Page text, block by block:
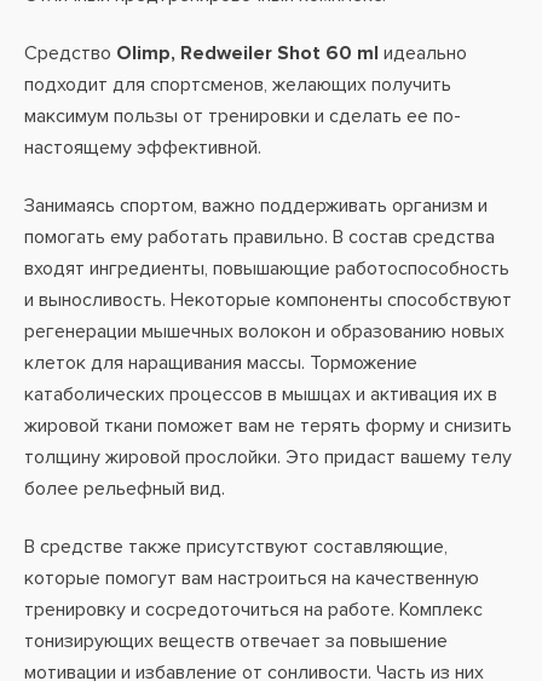
Средство Olimp, Redweiler Shot 60 ml идеально
подходит для спортсменов, желающих получить
максимум пользы от тренировки и сделать ее по-
настоящему эффективной.
Занимаясь спортом, важно поддерживать организм и
помогать ему работать правильно. В состав средства
входят ингредиенты, повышающие работоспособность
и выносливость. Некоторые компоненты способствуют
регенерации мышечных волокон и образованию новых
клеток для наращивания массы. Торможение
катаболических процессов в мышцах и активация их в
жировой ткани поможет вам не терять форму и снизить
толщину жировой прослойки. Это придаст вашему телу
более рельефный вид.
В средстве также присутствуют составляющие,
которые помогут вам настроиться на качественную
тренировку и сосредоточиться на работе. Комплекс
тонизирующих веществ отвечает за повышение
мотивации и избавление от сонливости. Часть из них